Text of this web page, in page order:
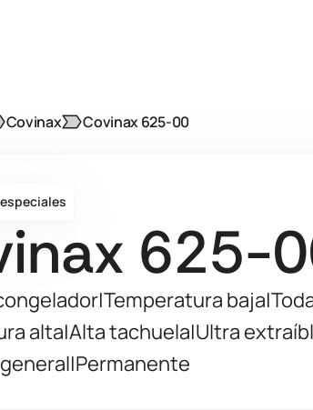
Covinax Covinax 625-00
625-
|Temperatura baja|
alta|Alta tachuela|Ultra
|Permanente